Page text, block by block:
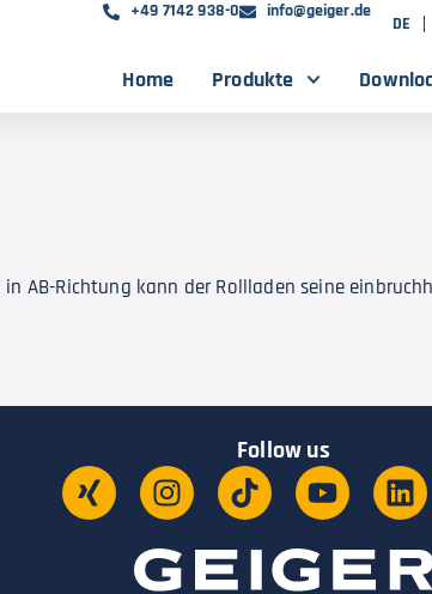
+49 7142 938-0 info@geiger.de
DE
Home Produkte
AB-Richtung kann der Rollladen seine
Follow us